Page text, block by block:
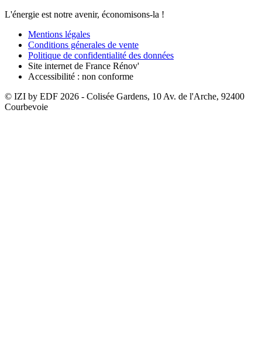
L'énergie est notre avenir, économisons-la !
Mentions légales
Conditions génerales de vente
Politique de confidentialité des données
Site internet de France Rénov'
Accessibilité : non conforme
© IZI by EDF 2026 - Colisée Gardens, 10 Av. de l'Arche, 92400
Courbevoie